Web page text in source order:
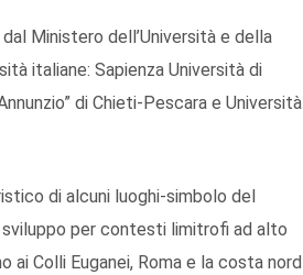
Ministero dell’Università e della
italiane: Sapienza Università di
di Chieti-Pescara e Università
di alcuni luoghi-simbolo del
per contesti limitrofi ad alto
ai Colli Euganei, Roma e la costa nord